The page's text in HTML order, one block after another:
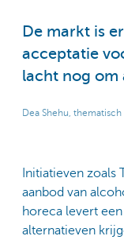
De markt is
acceptatie
lacht nog om
Dea Shehu,
Initiatieven zoals
aanbod van
horeca levert
alternatieven